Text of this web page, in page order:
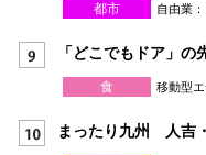
都市 自由業：
「どこでもドア」
食 移動型エ
まったり九州 人吉